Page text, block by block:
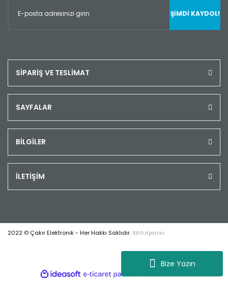
Bize Yazın
ŞİMDİ KAYDOL!
SİPARİŞ VE TESLİMAT
SAYFALAR
BİLGİLER
İLETİŞİM
2022 © Çakır Elektronik - Her Hakkı Saklıdır. SEO Ajansı
ideasoft